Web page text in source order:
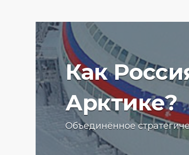
Как
Арктике?
Объединённое
Ученые
университета
радиоактивности